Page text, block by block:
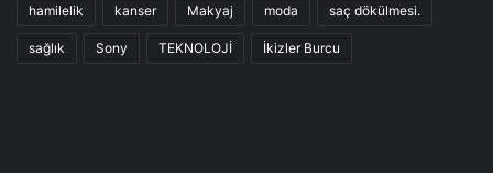
hamilelik kanser Makyaj moda saç dökülmesi.
sağlık Sony TEKNOLOJİ İkizler Burcu